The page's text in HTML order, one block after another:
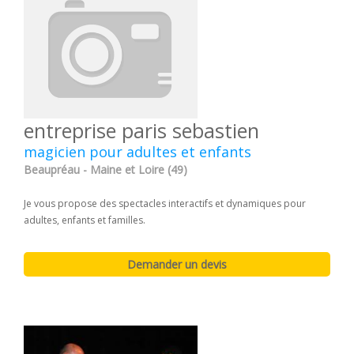
entreprise paris sebastien
magicien pour adultes et enfants
Beaupréau - Maine et Loire (49)
Je vous propose des spectacles interactifs et dynamiques pour
adultes, enfants et familles.